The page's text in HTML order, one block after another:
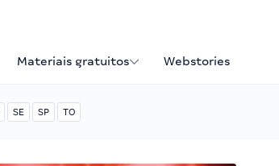
Materiais gratuitos Webstories
SE SP TO